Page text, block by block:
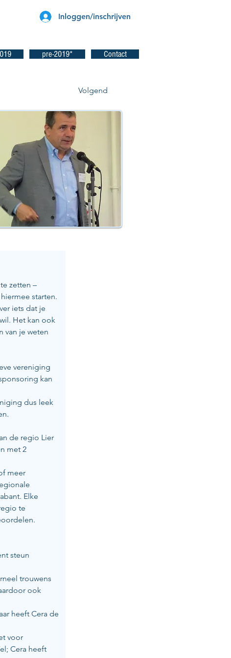
Inloggen/inschrijven
pre-2019* Contact
Volgend
zetten –
starten.
iets dat je
Het kan ook
van je weten
vereniging
kan
dus leek
de regio Lier
met 2
meer
Elke
te
steun
trouwens
ook
heeft Cera de
voor
Cera heeft